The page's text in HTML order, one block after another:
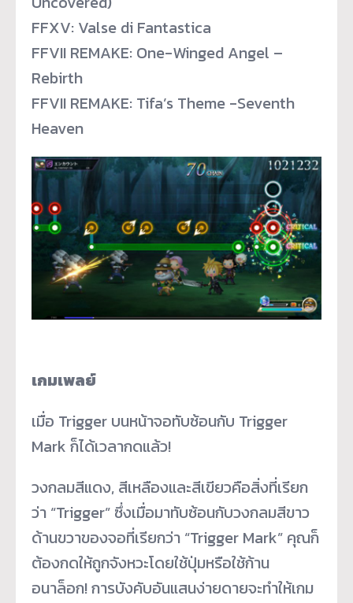
FFXV: Valse di Fantastica
FFVII REMAKE: One-Winged Angel –
Rebirth
FFVII REMAKE: Tifa’s Theme -Seventh
Heaven
เกมเพลย์
เมื่อ Trigger บนหน้าจอทับซ้อนกับ Trigger
Mark ก็ได้เวลากดแล้ว!
วงกลมสีแดง, สีเหลืองและสีเขียวคือสิ่งที่เรียก
ว่า “Trigger” ซึ่งเมื่อมาทับซ้อนกับวงกลมสีขาว
ด้านขวาของจอที่เรียกว่า “Trigger Mark” คุณก็
ต้องกดให้ถูกจังหวะโดยใช้ปุ่มหรือใช้ก้าน
อนาล็อก! การบังคับอันแสนง่ายดายจะทำให้เกม